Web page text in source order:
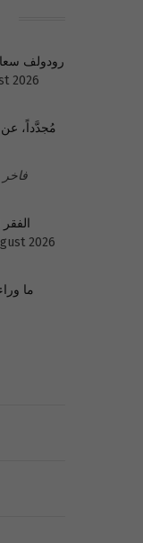
رودولف
2026
مُجدَّداً،
فاخر
2026
ما